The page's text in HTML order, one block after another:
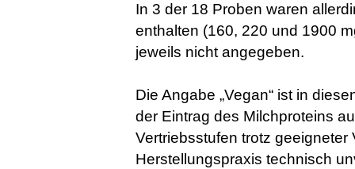
In 3 der 18 Proben waren
enthalten (160, 220 und 1900
jeweils nicht angegeben.
Die Angabe „Vegan“ ist in
der Eintrag des Milchproteins
Vertriebsstufen trotz
Herstellungspraxis technisch